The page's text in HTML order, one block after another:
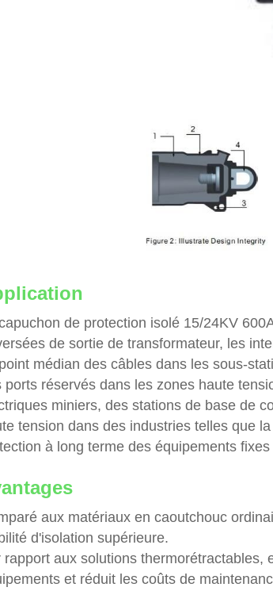
de protection isolé 15/24KV
de sortie de transformateur, les
médian des câbles dans les sous-
ports réservés dans les zones haute
miniers, des stations de base de
tension dans des industries telles que
à long terme des équipements
aux matériaux en caoutchouc
d'isolation supérieure.
rapport aux solutions
et réduit les coûts de